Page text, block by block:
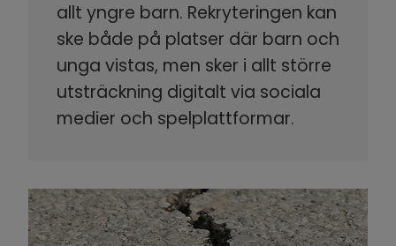
allt yngre barn. Rekryteringen kan
ske både på platser där barn och
unga vistas, men sker i allt större
utsträckning digitalt via sociala
medier och spelplattformar.